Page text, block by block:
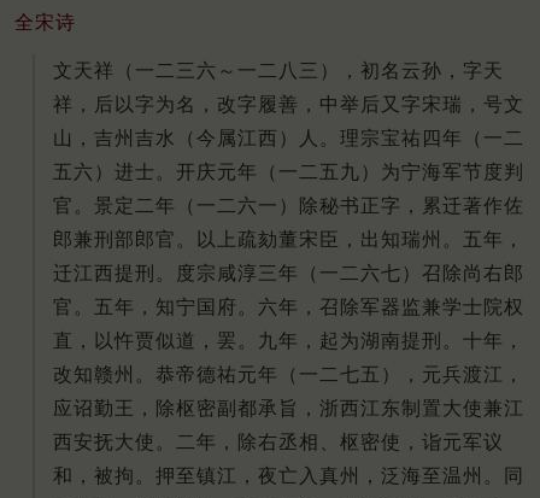
全宋诗
文天祥（一二三六～一二八三），初名云孙，字天
祥，后以字为名，改字履善，中举后又字宋瑞，号文
山，吉州吉水（今属江西）人。理宗宝祐四年（一二
五六）进士。开庆元年（一二五九）为宁海军节度判
官。景定二年（一二六一）除秘书正字，累迁著作佐
郎兼刑部郎官。以上疏劾董宋臣，出知瑞州。五年，
迁江西提刑。度宗咸淳三年（一二六七）召除尚右郎
官。五年，知宁国府。六年，召除军器监兼学士院权
直，以忤贾似道，罢。九年，起为湖南提刑。十年，
改知赣州。恭帝德祐元年（一二七五），元兵渡江，
应诏勤王，除枢密副都承旨，浙西江东制置大使兼江
西安抚大使。二年，除右丞相、枢密使，诣元军议
和，被拘。押至镇江，夜亡入真州，泛海至温州。同